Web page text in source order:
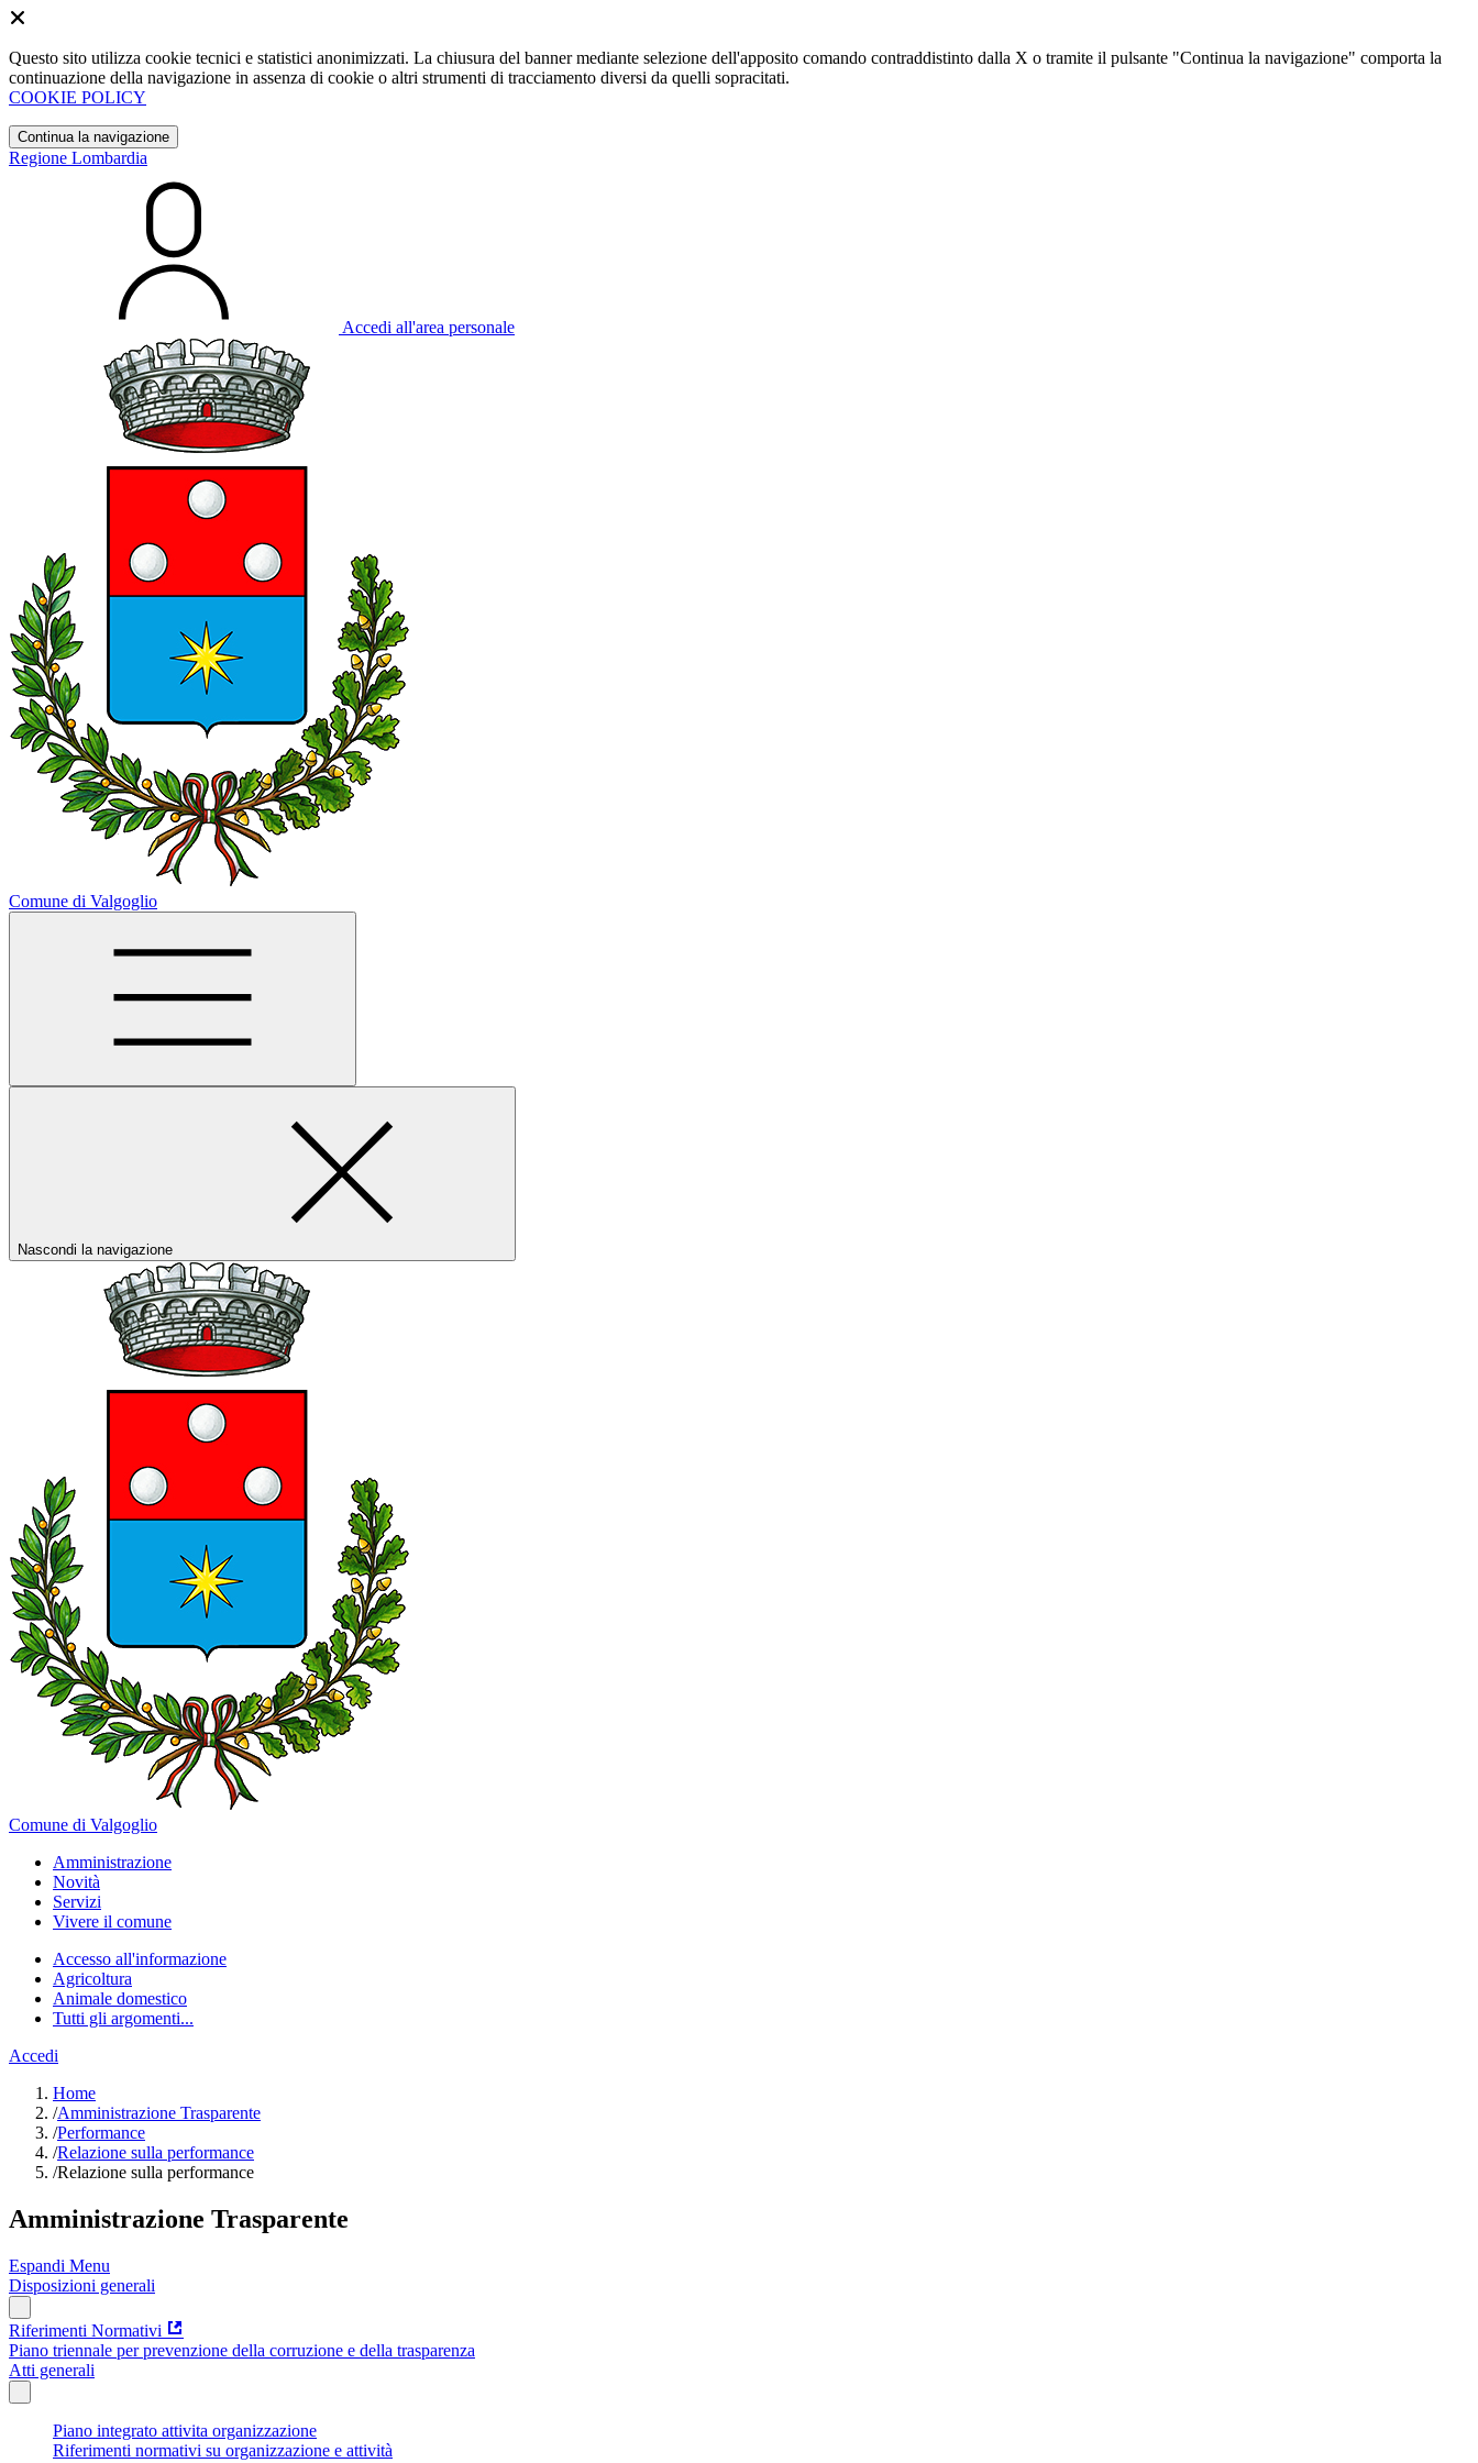
Questo sito utilizza cookie tecnici e statistici anonimizzati. La chiusura del banner mediante selezione dell'apposito comando contraddistinto dalla X o tramite il pulsante "Continua la navigazione" comporta la
continuazione della navigazione in assenza di cookie o altri strumenti di tracciamento diversi da quelli sopracitati.
COOKIE POLICY
Continua la navigazione
Regione Lombardia
Accedi all'area personale
Comune di Valgoglio
Nascondi la navigazione
Comune di Valgoglio
Amministrazione
Novità
Servizi
Vivere il comune
Accesso all'informazione
Agricoltura
Animale domestico
Tutti gli argomenti...
Accedi
Home
/Amministrazione Trasparente
/Performance
/Relazione sulla performance
/Relazione sulla performance
Amministrazione Trasparente
Espandi Menu
Disposizioni generali
Riferimenti Normativi
Piano triennale per prevenzione della corruzione e della trasparenza
Atti generali
Piano integrato attivita organizzazione
Riferimenti normativi su organizzazione e attività